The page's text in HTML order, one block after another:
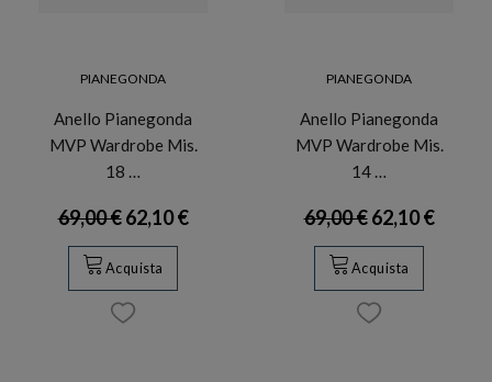
PIANEGONDA
Anello Pianegonda
MVP Wardrobe Mis.
18 …
69,00 €62,10 €
Acquista
PIANEGONDA
Anello Pianegonda
MVP Wardrobe Mis.
14 …
69,00 €62,10 €
Acquista